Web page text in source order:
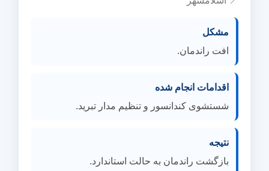
مشکل
افت راندمان.
اقدامات انجام شده
شستشوی کندانسور و تنظیم مدار تبرید.
نتیجه
بازگشت راندمان به حالت استاندارد.